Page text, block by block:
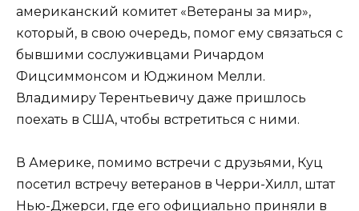
американский комитет «Ветераны за мир»,
который, в свою очередь, помог ему связаться с
бывшими сослуживцами Ричардом
Фицсиммонсом и Юджином Мелли.
Владимиру Терентьевичу даже пришлось
поехать в США, чтобы встретиться с ними.
В Америке, помимо встречи с друзьями, Куц
посетил встречу ветеранов в Черри-Хилл, штат
Нью-Джерси, где его официально приняли в